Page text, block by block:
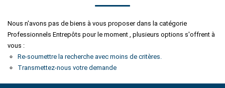
VENDRE
Tous Nos Biens Vendus
Nos Avis Clients Certifiés - Opinion System
Budget max Plus de critères
Nous n'avons pas de biens à vous proposer dans la catégorie
Professionnels Entrepôts pour le moment , plusieurs options s'offrent à
vous :
Re-soumettre la recherche avec moins de critères.
Transmettez-nous votre demande